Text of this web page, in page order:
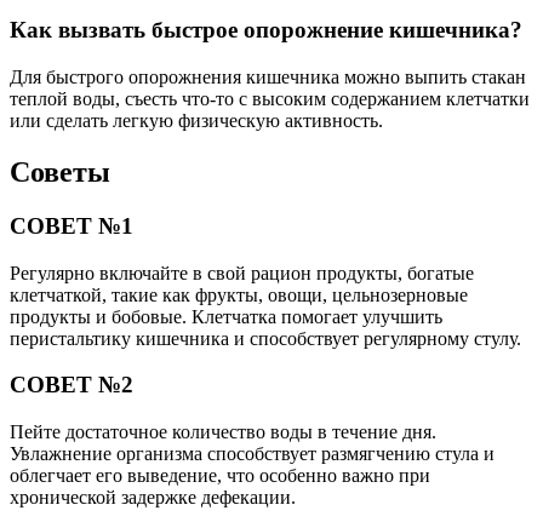
Как вызвать быстрое опорожнение кишечника?
Для быстрого опорожнения кишечника можно выпить стакан
теплой воды, съесть что-то с высоким содержанием клетчатки
или сделать легкую физическую активность.
Советы
СОВЕТ №1
Регулярно включайте в свой рацион продукты, богатые
клетчаткой, такие как фрукты, овощи, цельнозерновые
продукты и бобовые. Клетчатка помогает улучшить
перистальтику кишечника и способствует регулярному стулу.
СОВЕТ №2
Пейте достаточное количество воды в течение дня.
Увлажнение организма способствует размягчению стула и
облегчает его выведение, что особенно важно при
хронической задержке дефекации.